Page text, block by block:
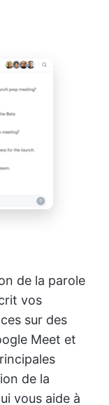
de la parole
vos
sur des
Meet et
de la
vous aide à